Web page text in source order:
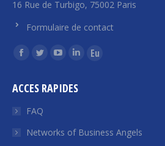
16 Rue de Turbigo, 75002 Paris
Formulaire de contact
Find us on:
Facebook
opens
window
Twitter
opens
in
window
YouTube
opens
window
Linkedin
opens
window
Euroquity
window
ACCES RAPIDES
FAQ
Networks of Business Angels